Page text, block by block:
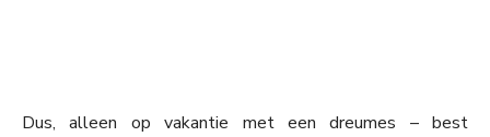
Dus, alleen op vakantie met een dreumes – best